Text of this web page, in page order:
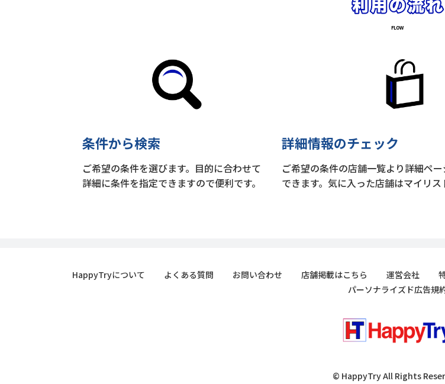
条件から検索
ご希望の条件を選びます。目的に合わせて
詳細に条件を指定できますので便利です。
詳細情報のチェック
ご希望の条件の店舗一覧より詳細ペ
できます。気に入った店舗はマイリス
HappyTryについて よくある質問 お問い合わせ 店舗掲載はこちら 運営会社
パーソナライズド広告規
© HappyTry All Rights